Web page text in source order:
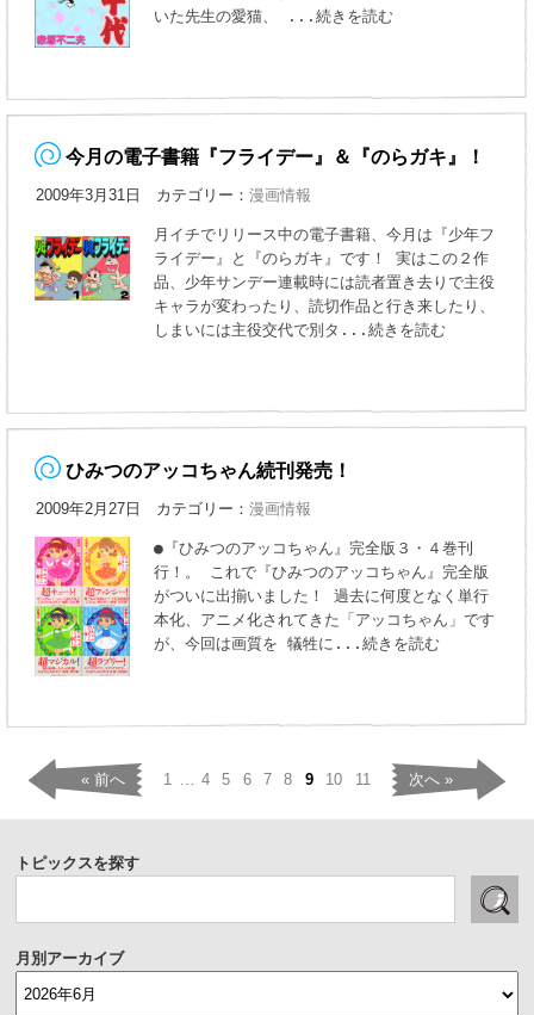
いた先生の愛猫、
...続きを読む
今月の電子書籍『フライデー』＆『のらガキ』！
2009年3月31日 カテゴリー：漫画情報
月イチでリリース中の電子書籍、今月は『少年フ
ライデー』と『のらガキ』です！ 実はこの２作
品、少年サンデー連載時には読者置き去りで主役
キャラが変わったり、読切作品と行き来したり、
しまいには主役交代で別タ ...続きを読む
ひみつのアッコちゃん続刊発売！
2009年2月27日 カテゴリー：漫画情報
●『ひみつのアッコちゃん』完全版３・４巻刊
行！。 これで『ひみつのアッコちゃん』完全版
がついに出揃いました！ 過去に何度となく単行
本化、アニメ化されてきた「アッコちゃん」です
が、今回は画質を 犠牲に ...続きを読む
« 前へ 1 4 5 6 7 8 9 10 11 次へ »
トピックスを探す
月別アーカイブ